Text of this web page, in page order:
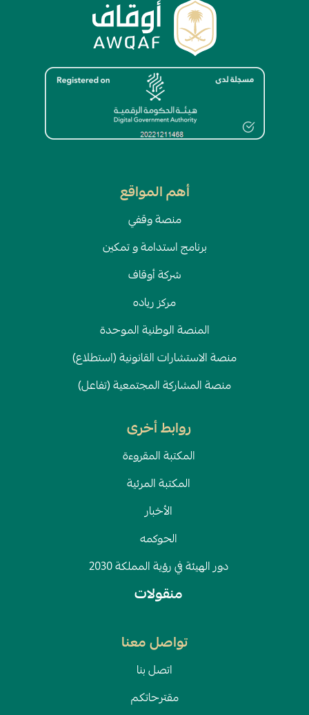
أهم المواقع
منصة وقفي
برنامج استدامة و تمكين
شركة أوقاف
مركز رياده
المنصة الوطنية الموحدة
منصة الاستشارات القانونية (استطلاع)
منصة المشاركة المجتمعية (تفاعل)
روابط أخرى
المكتبة المقروءة
المكتبة المرئية
الأخبار
الحوكمه
دور الهيئة في رؤية المملكة 2030
منقولات
تواصل معنا
اتصل بنا
مقترحاتكم